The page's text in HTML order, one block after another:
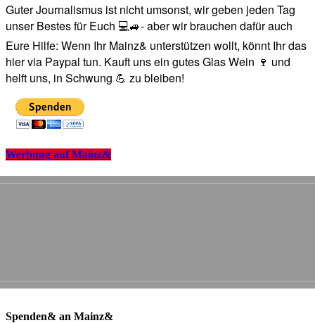
Guter Journalismus ist nicht umsonst, wir geben jeden Tag
unser Bestes für Euch 💻🚙- aber wir brauchen dafür auch
Eure Hilfe: Wenn Ihr Mainz& unterstützen wollt, könnt Ihr das
hier via Paypal tun. Kauft uns ein gutes Glas Wein 🍷 und
helft uns, in Schwung 💪 zu bleiben!
Werbung auf Mainz&
Spenden& an Mainz&